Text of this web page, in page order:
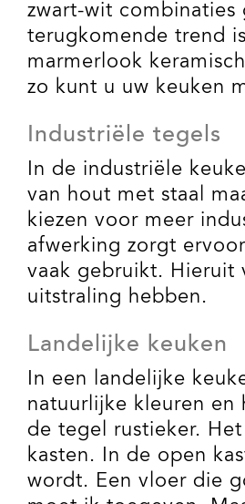
zwart-wit combinaties
terugkomende trend
marmerlook
zo kunt u uw keuken
Industriële tegels
In de industriële
van hout met staal
kiezen voor meer
afwerking zorgt
vaak gebruikt. Hieruit
uitstraling hebben.
Landelijke keuken
In een landelijke
natuurlijke kleuren
de tegel rustieker.
kasten. In de open
wordt. Een vloer die